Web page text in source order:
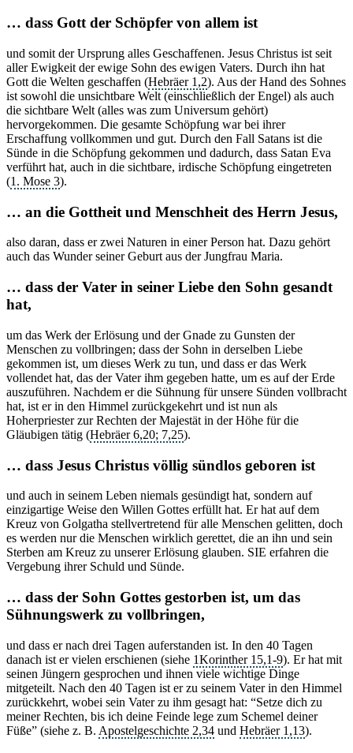
… dass Gott der Schöpfer von allem ist
und somit der Ursprung alles Geschaffenen. Jesus Christus ist seit
aller Ewigkeit der ewige Sohn des ewigen Vaters. Durch ihn hat
Gott die Welten geschaffen (Hebräer 1,2). Aus der Hand des Sohnes
ist sowohl die unsichtbare Welt (einschließlich der Engel) als auch
die sichtbare Welt (alles was zum Universum gehört)
hervorgekommen. Die gesamte Schöpfung war bei ihrer
Erschaffung vollkommen und gut. Durch den Fall Satans ist die
Sünde in die Schöpfung gekommen und dadurch, dass Satan Eva
verführt hat, auch in die sichtbare, irdische Schöpfung eingetreten
(1. Mose 3).
… an die Gottheit und Menschheit des Herrn Jesus,
also daran, dass er zwei Naturen in einer Person hat. Dazu gehört
auch das Wunder seiner Geburt aus der Jungfrau Maria.
… dass der Vater in seiner Liebe den Sohn gesandt
hat,
um das Werk der Erlösung und der Gnade zu Gunsten der
Menschen zu vollbringen; dass der Sohn in derselben Liebe
gekommen ist, um dieses Werk zu tun, und dass er das Werk
vollendet hat, das der Vater ihm gegeben hatte, um es auf der Erde
auszuführen. Nachdem er die Sühnung für unsere Sünden vollbracht
hat, ist er in den Himmel zurückgekehrt und ist nun als
Hoherpriester zur Rechten der Majestät in der Höhe für die
Gläubigen tätig (Hebräer 6,20; 7,25).
… dass Jesus Christus völlig sündlos geboren ist
und auch in seinem Leben niemals gesündigt hat, sondern auf
einzigartige Weise den Willen Gottes erfüllt hat. Er hat auf dem
Kreuz von Golgatha stellvertretend für alle Menschen gelitten, doch
es werden nur die Menschen wirklich gerettet, die an ihn und sein
Sterben am Kreuz zu unserer Erlösung glauben. SIE erfahren die
Vergebung ihrer Schuld und Sünde.
… dass der Sohn Gottes gestorben ist, um das
Sühnungswerk zu vollbringen,
und dass er nach drei Tagen auferstanden ist. In den 40 Tagen
danach ist er vielen erschienen (siehe 1Korinther 15,1-9). Er hat mit
seinen Jüngern gesprochen und ihnen viele wichtige Dinge
mitgeteilt. Nach den 40 Tagen ist er zu seinem Vater in den Himmel
zurückkehrt, wobei sein Vater zu ihm gesagt hat: “Setze dich zu
meiner Rechten, bis ich deine Feinde lege zum Schemel deiner
Füße” (siehe z. B. Apostelgeschichte 2,34 und Hebräer 1,13).